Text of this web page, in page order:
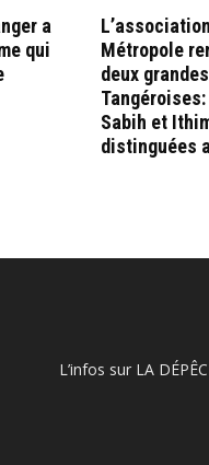
a
qui
Métropole
deux
Sabih et
distinguées
L’infos sur LA